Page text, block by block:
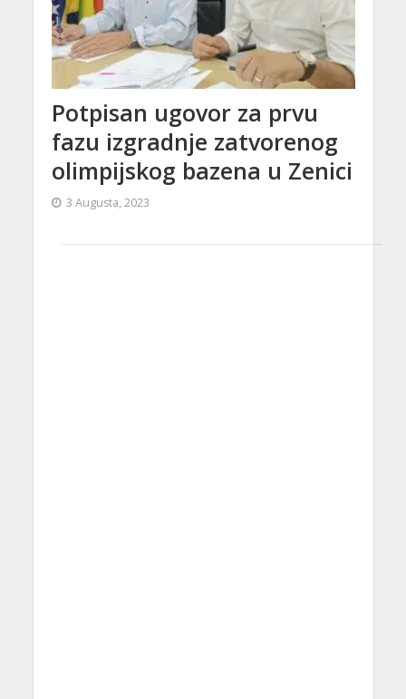
Potpisan ugovor za prvu
fazu izgradnje zatvorenog
olimpijskog bazena u Zenici
3 Augusta, 2023